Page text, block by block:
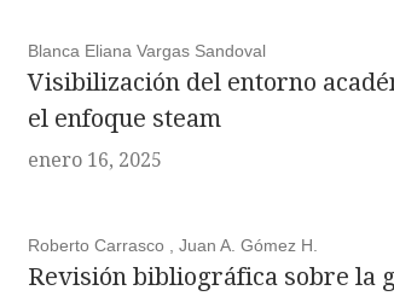
Blanca Eliana Vargas Sandoval
Visibilización del entorno
el enfoque steam
enero 16, 2025
Roberto Carrasco , Juan A. Gómez H.
Revisión bibliográfica sobre la